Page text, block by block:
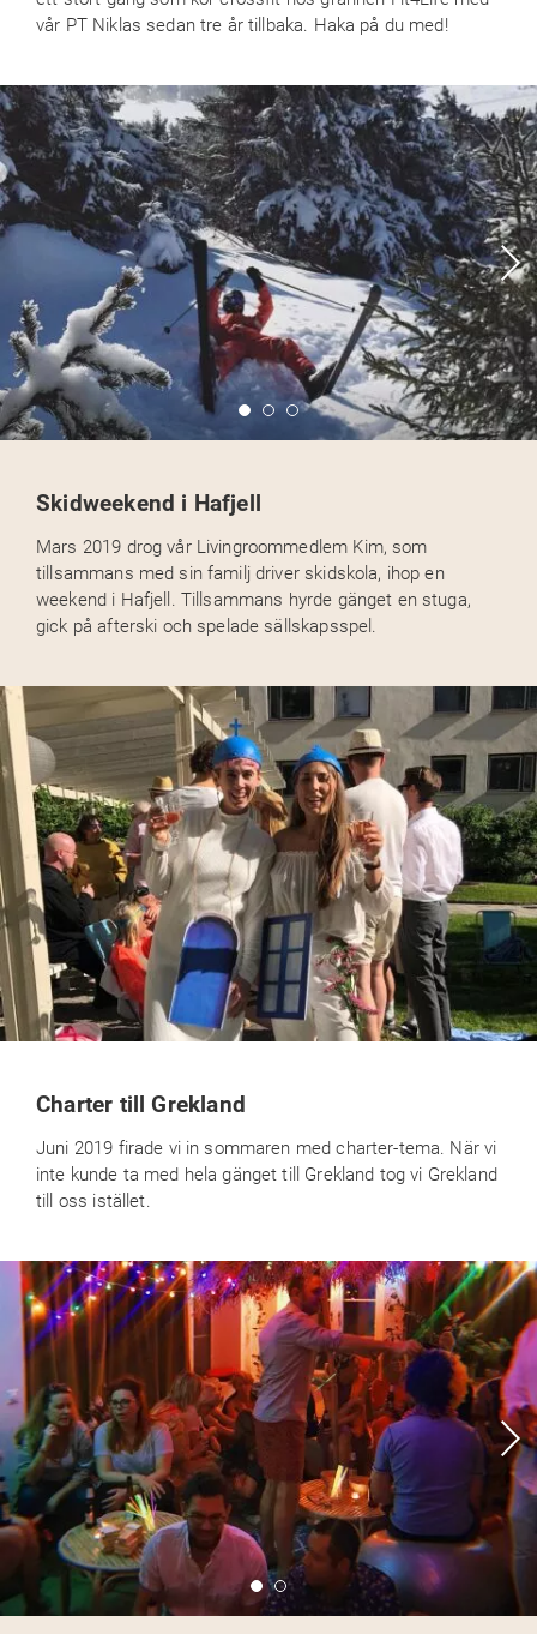
vår PT Niklas sedan tre år tillbaka. Haka på du med!
Skidweekend i Hafjell
Mars 2019 drog vår Livingroommedlem Kim, som
tillsammans med sin familj driver skidskola, ihop en
weekend i Hafjell. Tillsammans hyrde gänget en stuga,
gick på afterski och spelade sällskapsspel.
Charter till Grekland
Juni 2019 firade vi in sommaren med charter-tema. När vi
inte kunde ta med hela gänget till Grekland tog vi Grekland
till oss istället.